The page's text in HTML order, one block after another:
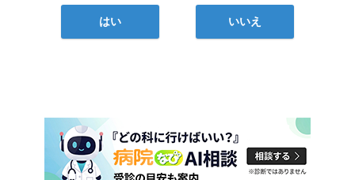
はい いいえ